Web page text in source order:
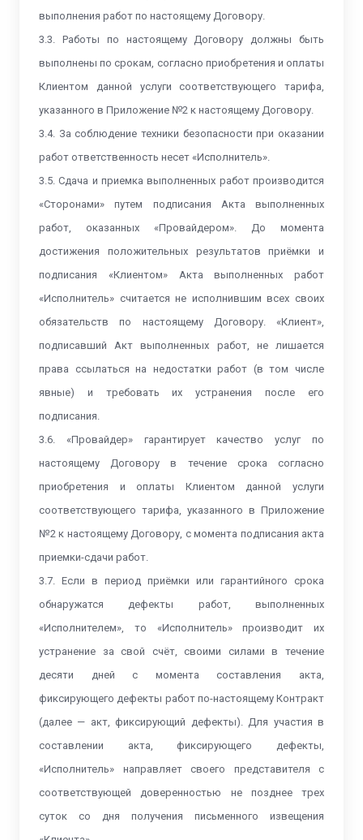
выполнения работ по настоящему Договору.
3.3. Работы по настоящему Договору должны быть
выполнены по срокам, согласно приобретения и оплаты
Клиентом данной услуги соответствующего тарифа,
указанного в Приложение №2 к настоящему Договору.
3.4. За соблюдение техники безопасности при оказании
работ ответственность несет «Исполнитель».
3.5. Сдача и приемка выполненных работ производится
«Сторонами» путем подписания Акта выполненных
работ, оказанных «Провайдером». До момента
достижения положительных результатов приёмки и
подписания «Клиентом» Акта выполненных работ
«Исполнитель» считается не исполнившим всех своих
обязательств по настоящему Договору. «Клиент»,
подписавший Акт выполненных работ, не лишается
права ссылаться на недостатки работ (в том числе
явные) и требовать их устранения после его
подписания.
3.6. «Провайдер» гарантирует качество услуг по
настоящему Договору в течение срока согласно
приобретения и оплаты Клиентом данной услуги
соответствующего тарифа, указанного в Приложение
№2 к настоящему Договору​​​​​​​, с момента подписания акта
приемки-сдачи работ.
3.7. Если в период приёмки или гарантийного срока
обнаружатся дефекты работ, выполненных
«Исполнителем», то «Исполнитель» производит их
устранение за свой счёт, своими силами в течение
десяти дней с момента составления акта,
фиксирующего дефекты работ по-настоящему Контракт
(далее — акт, фиксирующий дефекты). Для участия в
составлении акта, фиксирующего дефекты,
«Исполнитель» направляет своего представителя с
соответствующей доверенностью не позднее трех
суток со дня получения письменного извещения